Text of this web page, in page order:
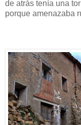
de atrás tenía una
porque amenazaba